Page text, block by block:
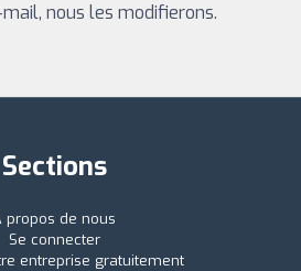
nous les modifierons.
Sections
propos de nous
Se connecter
entreprise gratuitement